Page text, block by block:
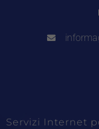
Servizi Internet